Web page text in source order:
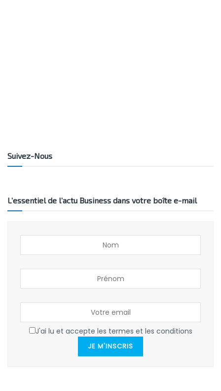
Suivez-Nous
L’essentiel de l’actu Business dans votre boîte e-mail
J'ai lu et accepte les termes et les conditions
JE M'INSCRIS